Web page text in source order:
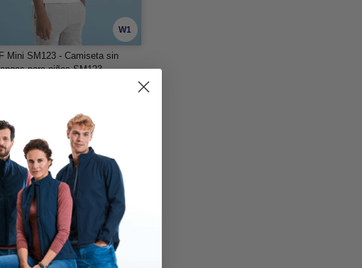
W1
Mini SM123 - Camiseta sin
para niños SM123